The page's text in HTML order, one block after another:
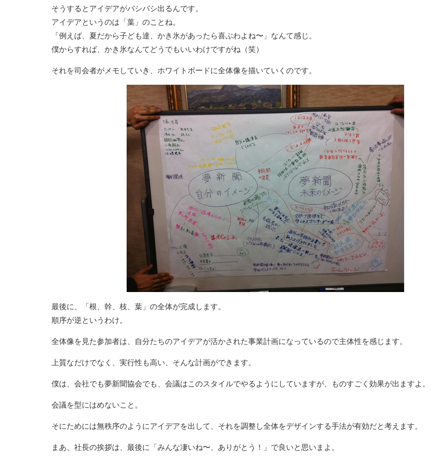
そうするとアイデアがバシバシ出るんです。
アイデアというのは「葉」のことね。
「例えば、夏だから子ども達、かき氷があったら喜ぶわよね〜」なんて感じ。
僕からすれば、かき氷なんてどうでもいいわけですがね（笑）
それを司会者がメモしていき、ホワイトボードに全体像を描いていくのです。
最後に、「根、幹、枝、葉」の全体が完成します。
順序が逆というわけ。
全体像を見た参加者は、自分たちのアイデアが活かされた事業計画になっているので主体性を感じます。
上質なだけでなく、実行性も高い、そんな計画ができます。
僕は、会社でも夢新聞協会でも、会議はこのスタイルでやるようにしていますが、ものすごく効果が出ますよ。
会議を型にはめないこと。
そにためには無秩序のようにアイデアを出して、それを調整し全体をデザインする手法が有効だと考えます。
まあ、社長の挨拶は、最後に「みんな凄いね〜、ありがとう！」で良いと思いまよ。